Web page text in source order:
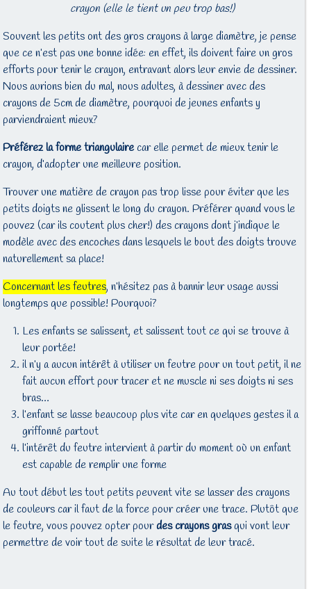
crayon (elle le tient un peu trop bas!)
Souvent les petits ont des gros crayons à large diamètre, je pense
que ce n’est pas une bonne idée: en effet, ils doivent faire un gros
efforts pour tenir le crayon, entravant alors leur envie de dessiner.
Nous aurions bien du mal, nous adultes, à dessiner avec des
crayons de 5cm de diamètre, pourquoi de jeunes enfants y
parviendraient mieux?
Préférez la forme triangulairecar elle permet de mieux tenir le
crayon, d’adopter une meilleure position.
Trouver une matière de crayon pas trop lisse pour éviter que les
petits doigts ne glissent le long du crayon. Préférer quand vous le
pouvez (car ils coutent plus cher!) des crayons dont j’indique le
modèle avec des encoches dans lesquels le bout des doigts trouve
naturellement sa place!
Concernant les feutres, n’hésitez pas à bannir leur usage aussi
longtemps que possible! Pourquoi?
Les enfants se salissent, et salissent tout ce qui se trouve à
leur portée!
il n’y a aucun intérêt à utiliser un feutre pour un tout petit, il ne
fait aucun effort pour tracer et ne muscle ni ses doigts ni ses
bras…
l’enfant se lasse beaucoup plus vite car en quelques gestes il a
griffonné partout
l’intérêt du feutre intervient à partir du moment où un enfant
est capable de remplir une forme
Au tout début les tout petits peuvent vite se lasser des crayons
de couleurs car il faut de la force pour créer une trace. Plutôt que
le feutre, vous pouvez opter pourdes crayons grasqui vont leur
permettre de voir tout de suite le résultat de leur tracé.